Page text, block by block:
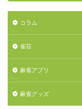
コラム
雀荘
麻雀アプリ
麻雀グッズ